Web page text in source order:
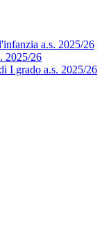
a.s. 2025/26
2025/26
I grado a.s. 2025/26